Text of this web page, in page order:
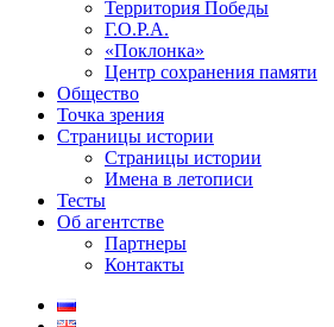
Территория Победы
Г.О.Р.А.
«Поклонка»
Центр сохранения памяти
Общество
Точка зрения
Страницы истории
Страницы истории
Имена в летописи
Тесты
Об агентстве
Партнеры
Контакты